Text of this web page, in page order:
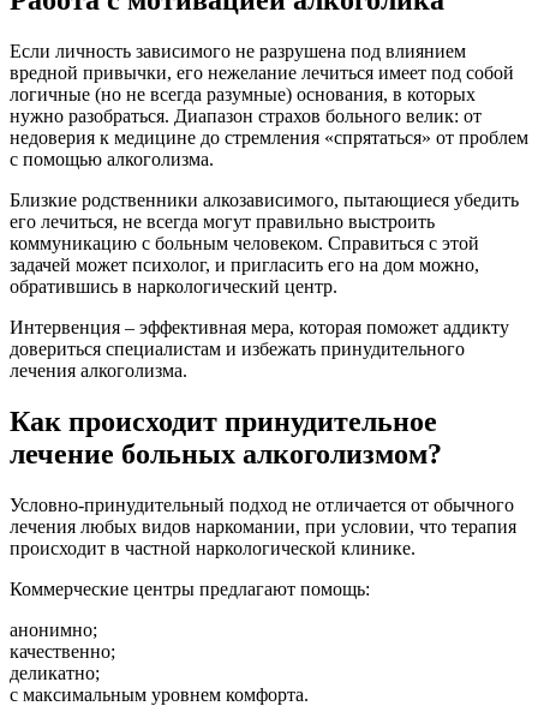
Если личность зависимого не разрушена под влиянием
вредной привычки, его нежелание лечиться имеет под собой
логичные (но не всегда разумные) основания, в которых
нужно разобраться. Диапазон страхов больного велик: от
недоверия к медицине до стремления «спрятаться» от проблем
с помощью алкоголизма.
Близкие родственники алкозависимого, пытающиеся убедить
его лечиться, не всегда могут правильно выстроить
коммуникацию с больным человеком. Справиться с этой
задачей может психолог, и пригласить его на дом можно,
обратившись в наркологический центр.
Интервенция – эффективная мера, которая поможет аддикту
довериться специалистам и избежать принудительного
лечения алкоголизма.
Как происходит принудительное
лечение больных алкоголизмом?
Условно-принудительный подход не отличается от обычного
лечения любых видов наркомании, при условии, что терапия
происходит в частной наркологической клинике.
Коммерческие центры предлагают помощь:
анонимно;
качественно;
деликатно;
с максимальным уровнем комфорта.